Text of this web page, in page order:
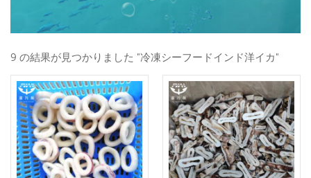
9 の結果が見つかりました "冷凍シーフードインド洋イカ"